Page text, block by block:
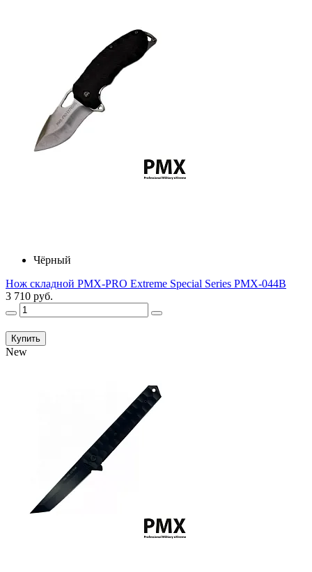
Чёрный
Нож складной PMX-PRO Extreme Special Series PMX-044B
3 710 руб.
Купить
New